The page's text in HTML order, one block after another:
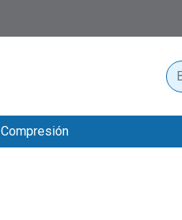
Compresión